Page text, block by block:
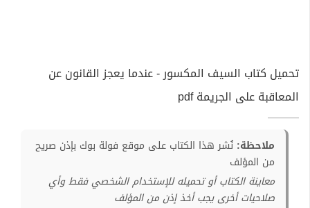
تحميل كتاب السيف المكسور - عندما يعجز القانون عن
المعاقبة على الجريمة pdf
ملاحظة: نُشر هذا الكتاب على موقع فولة بوك بإذن صريح
من المؤلف
معاينة الكتاب أو تحميله للإستخدام الشخصي فقط وأي
صلاحيات أخرى يجب أخذ إذن من المؤلف